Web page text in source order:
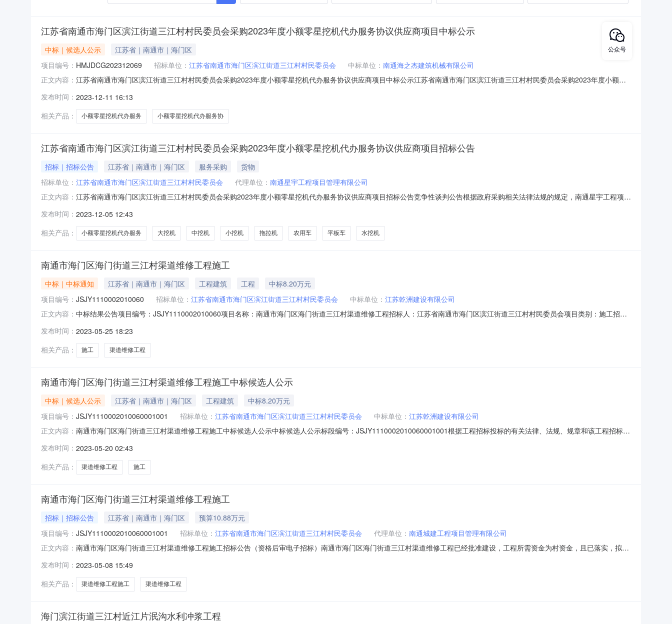
江苏省南通市海门区滨江街道三江村村民委员会采购2023年度小额零星挖机代办服务协议供应商项目中标公示
中标｜候选人公示
江苏省｜南通市｜海门区
项目编号： HMJDCG202312069 招标单位： 江苏省南通市海门区滨江街道三江村村民委员会 中标单位： 南通海之杰建筑机械有限公司
正文内容： 江苏省南通市海门区滨江街道三江村村民委员会采购2023年度小额零星挖机代办服务协议供应商项目中标公示江苏省南通市海门区滨江街道三江村村民委员会采购2023年度小额零
省南通市海门区滨江街道三江村村民委员会采购2023年度小额零星挖机代办服务协议供应商项目进行竞争性谈判采购，按规定程序开标、评标、定标，中标结果公布如下：一、竞争
性谈判项目名称及编号：项目名称：江苏
发布时间： 2023-12-11 16:13
相关产品：
小额零星挖机代办服务 小额零星挖机代办服务协
江苏省南通市海门区滨江街道三江村村民委员会采购2023年度小额零星挖机代办服务协议供应商项目招标公告
招标｜招标公告 江苏省｜南通市｜海门区 服务采购
货物
招标单位： 江苏省南通市海门区滨江街道三江村村民委员会 代理单位： 南通星宇工程项目管理有限公司
正文内容： 江苏省南通市海门区滨江街道三江村村民委员会采购2023年度小额零星挖机代办服务协议供应商项目招标公告竞争性谈判公告根据政府采购相关法律法规的规定，南通星宇工程项目
竞争性谈判，欢迎符合要求的单位前来参与竞争性谈判。一、项目名称：江苏省南通市海门区滨江街道三江村村民委员会采购2023年度小额零星挖机代办服务协议供应商项目。本项
目主要内容简介：详见项目需求。二、
发布时间： 2023-12-05 12:43
相关产品：
小额零星挖机代办服务 大挖机 中挖机 小挖机 拖拉机 农用车 平板车 水挖机
南通市海门区海门街道三江村渠道维修工程施工
中标｜中标通知 江苏省｜南通市｜海门区 工程建筑 工程
中标8.20万元
项目编号： JSJY1110002010060 招标单位： 江苏省南通市海门区滨江街道三江村村民委员会 中标单位： 江苏乾洲建设有限公司
正文内容： 中标结果公告项目编号：JSJY1110002010060项目名称：南通市海门区海门街道三江村渠道维修工程招标人：江苏省南通市海门区滨江街道三江村村民委员会项目类别：施工招标
修工程施工江苏乾洲建设有限公司张超82095元20公告开始时间:2023年05月25日公告结束时间:其他说明:附件：
发布时间： 2023-05-25 18:23
相关产品：
施工 渠道维修工程
南通市海门区海门街道三江村渠道维修工程施工中标候选人公示
中标｜候选人公示 江苏省｜南通市｜海门区 工程建筑
中标8.20万元
项目编号： JSJY1110002010060001001 招标单位： 江苏省南通市海门区滨江街道三江村村民委员会 中标单位： 江苏乾洲建设有限公司
正文内容： 南通市海门区海门街道三江村渠道维修工程施工中标候选人公示中标候选人公示标段编号：JSJY1110002010060001001根据工程招标投标的有关法律、法规、规章和该工程招标文
现将中标候选人公示如下：1、中标候选人情况第一名第二名第三名中标候选人名称江苏乾洲建设有限公司江苏盛海建设有限公司江苏新品建设工程有限公司投标报价(万
元)8.20958.338.13项
发布时间： 2023-05-20 02:43
相关产品：
渠道维修工程 施工
南通市海门区海门街道三江村渠道维修工程施工
招标｜招标公告 江苏省｜南通市｜海门区
预算10.88万元
项目编号： JSJY1110002010060001001 招标单位： 江苏省南通市海门区滨江街道三江村村民委员会 代理单位： 南通城建工程项目管理有限公司
正文内容： 南通市海门区海门街道三江村渠道维修工程施工招标公告（资格后审电子招标）南通市海门区海门街道三江村渠道维修工程已经批准建设，工程所需资金为村资金，且已落实，拟通
所示内容；4、工程质量：合格；5、计划工期：20日历天；二、标段划分：标段划分合同估算价(元)申请人资质类别及等级项目负责人等级南通市海门区海门街道三江村渠道维修工
程108793.21市政公用工程或水利
发布时间： 2023-05-08 15:49
相关产品：
渠道维修工程施工 渠道维修工程
海门滨江街道三江村近江片泯沟水利冲浆工程
公众号